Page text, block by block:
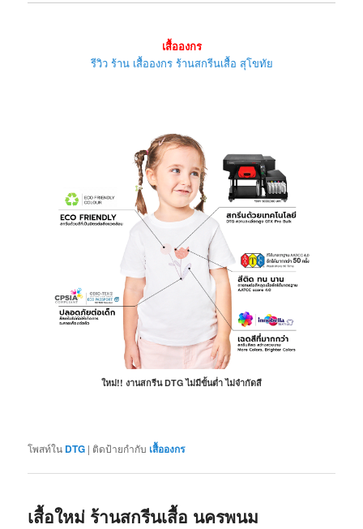
เสื้อองกร
รีวิว ร้าน เสื้อองกร ร้านสกรีนเสื้อ สุโขทัย
ใหม่!! งานสกรีน DTG ไม่มีขั้นต่ำ ไม่จำกัดสี
โพสท์ใน DTG | ติดป้ายกำกับ เสื้อองกร
เสื้อใหม่ ร้านสกรีนเสื้อ นครพนม